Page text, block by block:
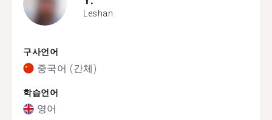
Leshan
구사언어
중국어 (간체)
학습언어
영어